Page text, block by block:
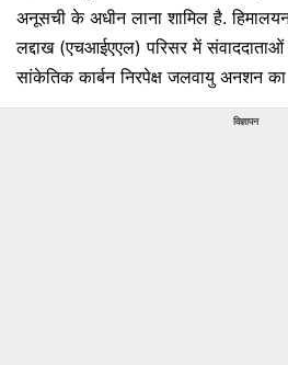
अनूसची के अधीन लाना शामिल है.
लद्दाख (एचआईएएल) परिसर में
सांकेतिक कार्बन निरपेक्ष जलवायु अनशन
विज्ञापन